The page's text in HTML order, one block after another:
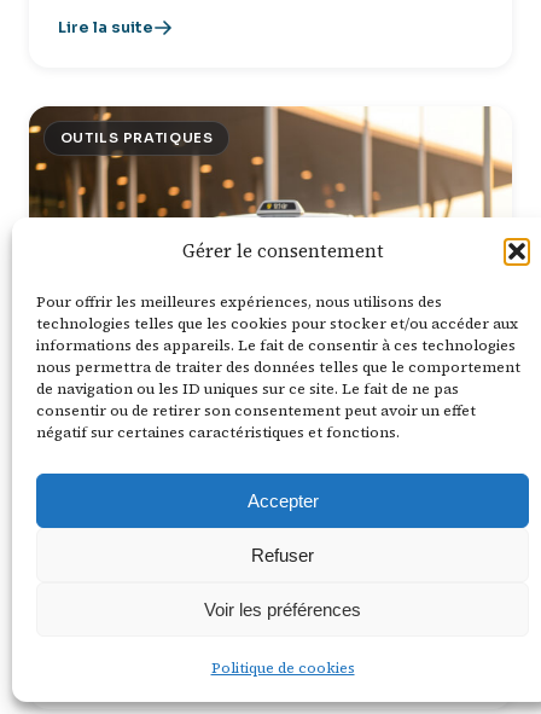
Gérer le consentement
Pour offrir les meilleures expériences, nous utilisons des
technologies telles que les cookies pour stocker et/ou accéder aux
informations des appareils. Le fait de consentir à ces technologies
nous permettra de traiter des données telles que le comportement
de navigation ou les ID uniques sur ce site. Le fait de ne pas
consentir ou de retirer son consentement peut avoir un effet
négatif sur certaines caractéristiques et fonctions.
Accepter
Refuser
Voir les préférences
Politique de cookies
Lire la suite
OUTILS PRATIQUES
Taxi ou Uber pour Orly : le guide
complet 2026
Taxi ou Uber pour Orly ? Comparez prix, confort,
choisir sereinement votre trajet…